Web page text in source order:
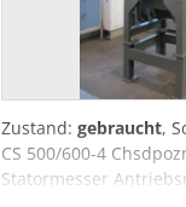
Zustand: gebraucht,
CS 500/600-4
Statormesser